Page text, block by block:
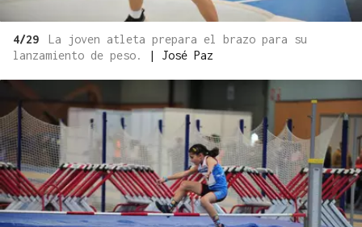
4/29
La joven atleta prepara el brazo para su
lanzamiento de peso.
| José Paz